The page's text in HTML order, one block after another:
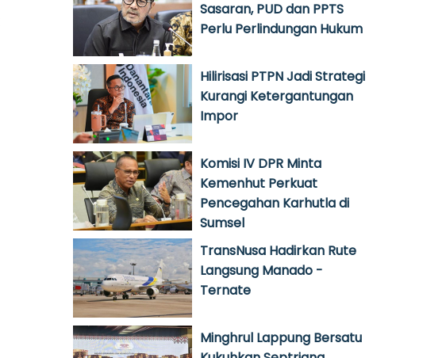
Sasaran, PUD dan PPTS
Perlu Perlindungan Hukum
Hilirisasi PTPN Jadi Strategi
Kurangi Ketergantungan
Impor
Komisi IV DPR Minta
Kemenhut Perkuat
Pencegahan Karhutla di
Sumsel
TransNusa Hadirkan Rute
Langsung Manado -
Ternate
Minghrul Lappung Bersatu